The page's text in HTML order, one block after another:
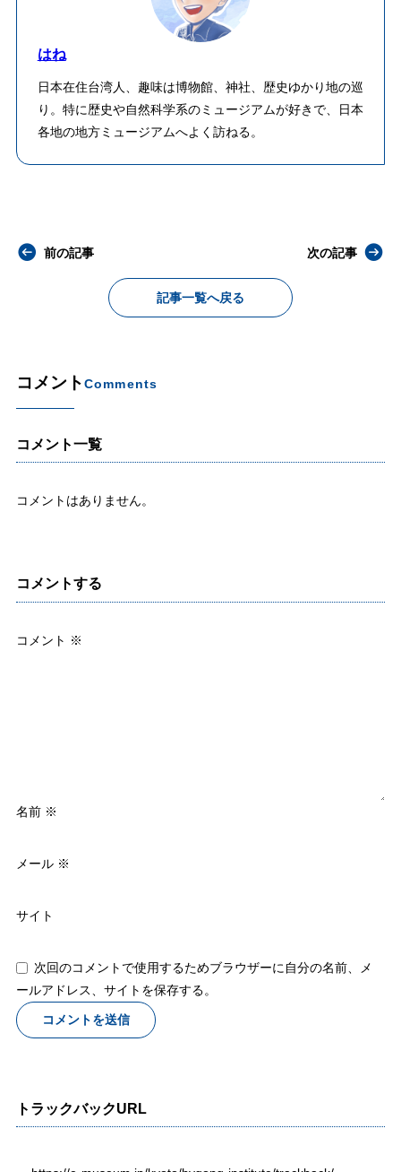
はね
日本在住台湾人、趣味は博物館、神社、歴史ゆかり地の巡
り。特に歴史や自然科学系のミュージアムが好きで、日本
各地の地方ミュージアムへよく訪ねる。
前の記事
記事一覧へ戻る
次の記事
コメントComments
コメント一覧
コメントはありません。
コメントする
コメント ※
名前 ※
メール ※
サイト
次回のコメントで使用するためブラウザーに自分の名前、メ
ールアドレス、サイトを保存する。
トラックバックURL